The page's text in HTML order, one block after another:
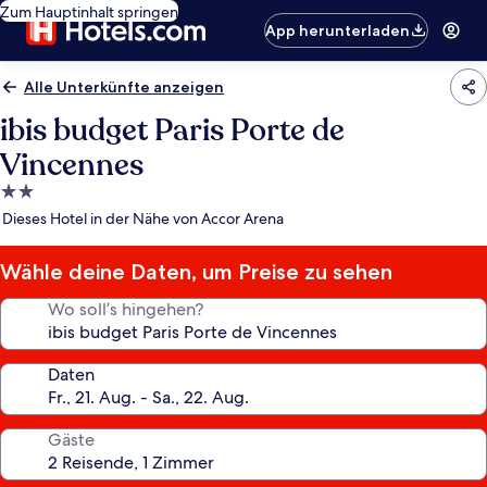
Zum Hauptinhalt springen
App herunterladen
Alle Unterkünfte anzeigen
ibis budget Paris Porte de
Vincennes
2.0-
Sterne-
Dieses Hotel in der Nähe von Accor Arena
Wähle deine Daten, um Preise zu sehen
Wo soll’s hingehen?
Daten
Gäste